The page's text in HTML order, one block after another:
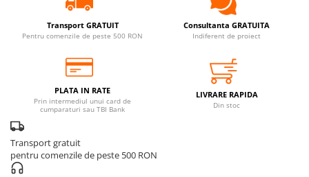
Transport GRATUIT
Pentru comenzile de peste 500 RON
Consultanta GRATUITA
Indiferent de proiect
PLATA IN RATE
Prin intermediul unui card de
cumparaturi sau TBI Bank
LIVRARE RAPIDA
Din stoc
Transport gratuit
pentru comenzile de peste 500 RON